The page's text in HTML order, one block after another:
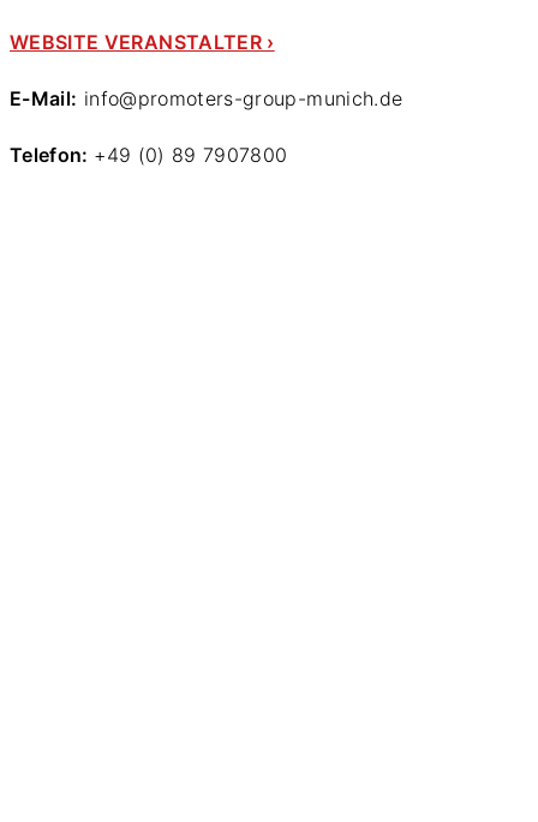
WEBSITE VERANSTALTER ›
E-Mail: info@promoters-group-munich.de
Telefon: +49 (0) 89 7907800